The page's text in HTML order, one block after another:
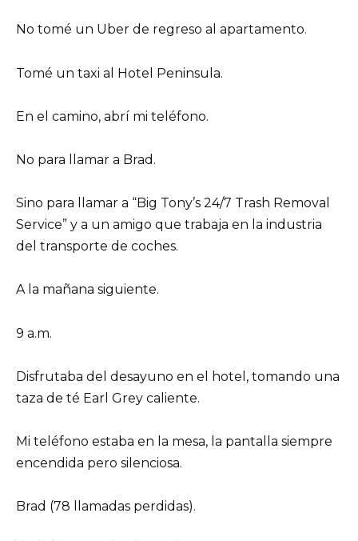
No tomé un Uber de regreso al apartamento.
Tomé un taxi al Hotel Peninsula.
En el camino, abrí mi teléfono.
No para llamar a Brad.
Sino para llamar a “Big Tony’s 24/7 Trash Removal
Service” y a un amigo que trabaja en la industria
del transporte de coches.
A la mañana siguiente.
9 a.m.
Disfrutaba del desayuno en el hotel, tomando una
taza de té Earl Grey caliente.
Mi teléfono estaba en la mesa, la pantalla siempre
encendida pero silenciosa.
Brad (78 llamadas perdidas).